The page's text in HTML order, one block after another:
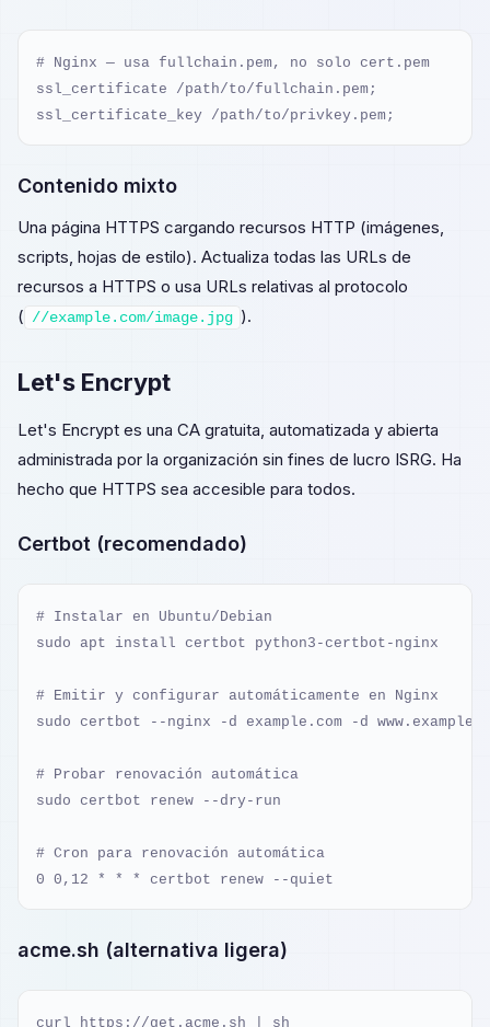
# Nginx — usa fullchain.pem, no solo cert.pem
ssl_certificate /path/to/fullchain.pem;
ssl_certificate_key /path/to/privkey.pem;
Contenido mixto
Una página HTTPS cargando recursos HTTP (imágenes,
scripts, hojas de estilo). Actualiza todas las URLs de
recursos a HTTPS o usa URLs relativas al protocolo
( //example.com/image.jpg ).
Let's Encrypt
Let's Encrypt es una CA gratuita, automatizada y abierta
administrada por la organización sin fines de lucro ISRG. Ha
hecho que HTTPS sea accesible para todos.
Certbot (recomendado)
# Instalar en Ubuntu/Debian
sudo apt install certbot python3-certbot-nginx
# Emitir y configurar automáticamente en Nginx
sudo certbot --nginx -d example.com -d
# Probar renovación automática
sudo certbot renew --dry-run
# Cron para renovación automática
0 0,12 * * * certbot renew --quiet
acme.sh (alternativa ligera)
curl https://get.acme.sh | sh